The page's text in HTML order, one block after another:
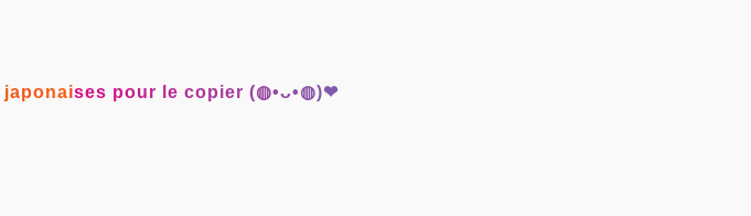
japonaises pour le copier (◍•ᴗ•◍)❤